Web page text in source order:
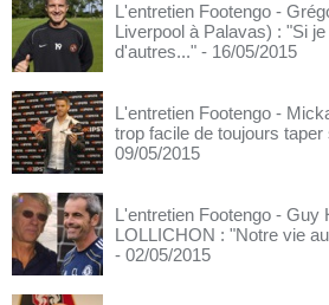
L'entretien Footengo -
Liverpool à Palavas) : "Si
d'autres..." - 16/05/2015
L'entretien Footengo -
trop facile de toujours
09/05/2015
L'entretien Footengo - Guy
LOLLICHON : "Notre vie
- 02/05/2015